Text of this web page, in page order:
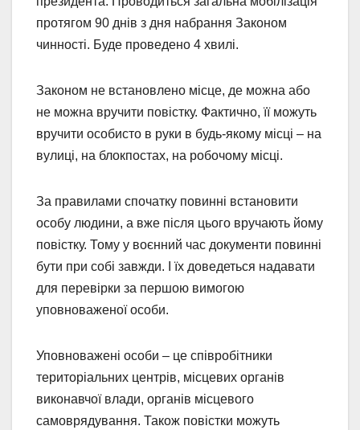
протягом 90 днів з дня набрання Законом
чинності. Буде проведено 4 хвилі.
Законом не встановлено місце, де можна або
не можна вручити повістку. Фактично, її можуть
вручити особисто в руки в будь-якому місці – на
вулиці, на блокпостах, на робочому місці.
За правилами спочатку повинні встановити
особу людини, а вже після цього вручають йому
повістку. Тому у воєнний час документи повинні
бути при собі завжди. І їх доведеться надавати
для перевірки за першою вимогою
уповноваженої особи.
Уповноважені особи – це співробітники
територіальних центрів, місцевих органів
виконавчої влади, органів місцевого
самоврядування. Також повістки можуть